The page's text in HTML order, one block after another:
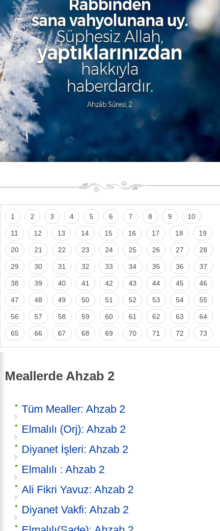
1 2 3 4 5 6 7 8 9 10
11 12 13 14 15 16 17 18 19
20 21 22 23 24 25 26 27 28
29 30 31 32 33 34 35 36 37
38 39 40 41 42 43 44 45 46
47 48 49 50 51 52 53 54 55
56 57 58 59 60 61 62 63 64
65 66 67 68 69 70 71 72 73
Meallerde Ahzab 2
Tüm Mealler: Ahzab 2
Elmalılı (Orj): Ahzab 2
Diyanet İşleri: Ahzab 2
Elmalılı : Ahzab 2
Ali Fikri Yavuz: Ahzab 2
Diyanet Vakfi: Ahzab 2